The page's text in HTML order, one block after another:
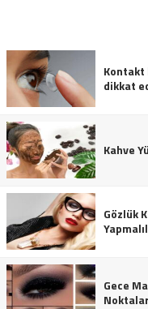
Kontakt
dikkat
Kahve
Gözlük
Gece